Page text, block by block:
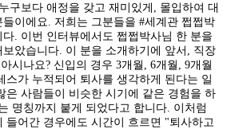
구보다 애정을 갖고 재미있게, 몰입하여 대
이에요. 저희는 그분들을 #세계관 쩝쩝박
. 이번 인터뷰에서도 쩝쩝박사님 한 분을
보았습니다. 이 분을 소개하기에 앞서, 직장
시나요? 신입의 경우 3개월, 6개월, 9개월
스가 누적되어 퇴사를 생각하게 된다는 일
은 사람들이 비슷한 시기에 같은 경험을 하
명칭까지 붙게 되었다고 합니다. 이처럼
들어간 경우에도 시간이 흐르면 "퇴사하고